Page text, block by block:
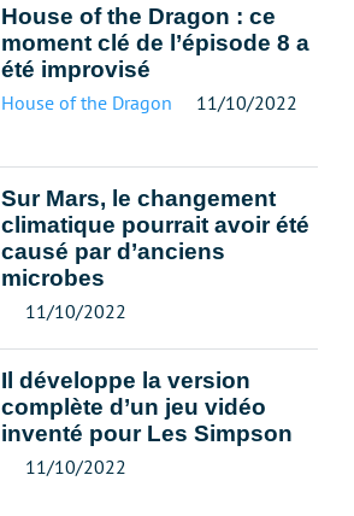
House of the Dragon : ce
moment clé de l’épisode 8 a
été improvisé
House of the Dragon 11/10/2022
Sur Mars, le changement
climatique pourrait avoir été
causé par d’anciens
microbes
11/10/2022
Il développe la version
complète d’un jeu vidéo
inventé pour Les Simpson
11/10/2022